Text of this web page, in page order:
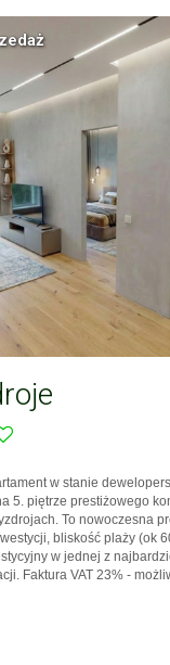
w stanie
5. piętrze prestiżowego
To nowoczesna
bliskość plaży (ok
w jednej z
Faktura VAT 23% -